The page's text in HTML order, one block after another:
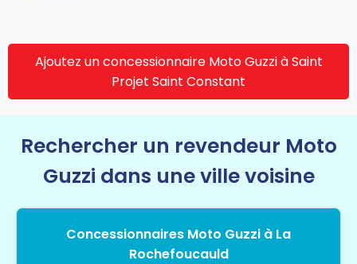
Ajoutez un concessionnaire Moto Guzzi à Saint
Projet Saint Constant
Rechercher un revendeur Moto
Guzzi dans une ville voisine
Concessionnaires Moto Guzzi à La
Rochefoucauld